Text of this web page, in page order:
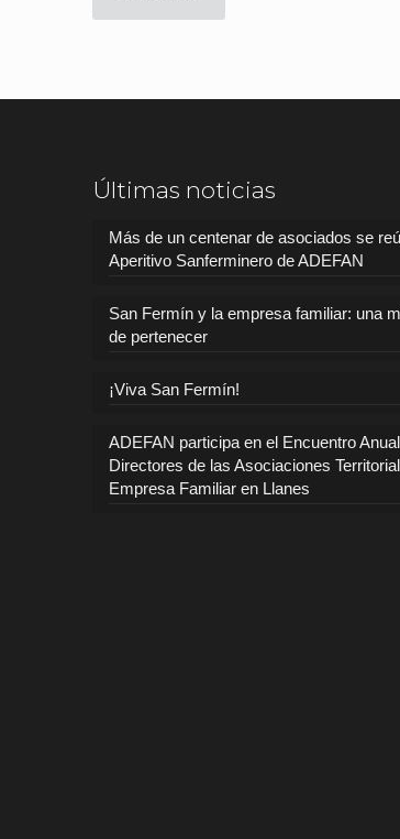
Últimas noticias
Más de un centenar de asociados se
Aperitivo Sanferminero de ADEFAN
San Fermín y la empresa familiar: una
de pertenecer
¡Viva San Fermín!
ADEFAN participa en el Encuentro
Directores de las Asociaciones
Empresa Familiar en Llanes